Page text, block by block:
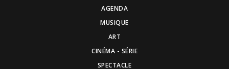
AGENDA
MUSIQUE
ART
CINÉMA - SÉRIE
SPECTACLE